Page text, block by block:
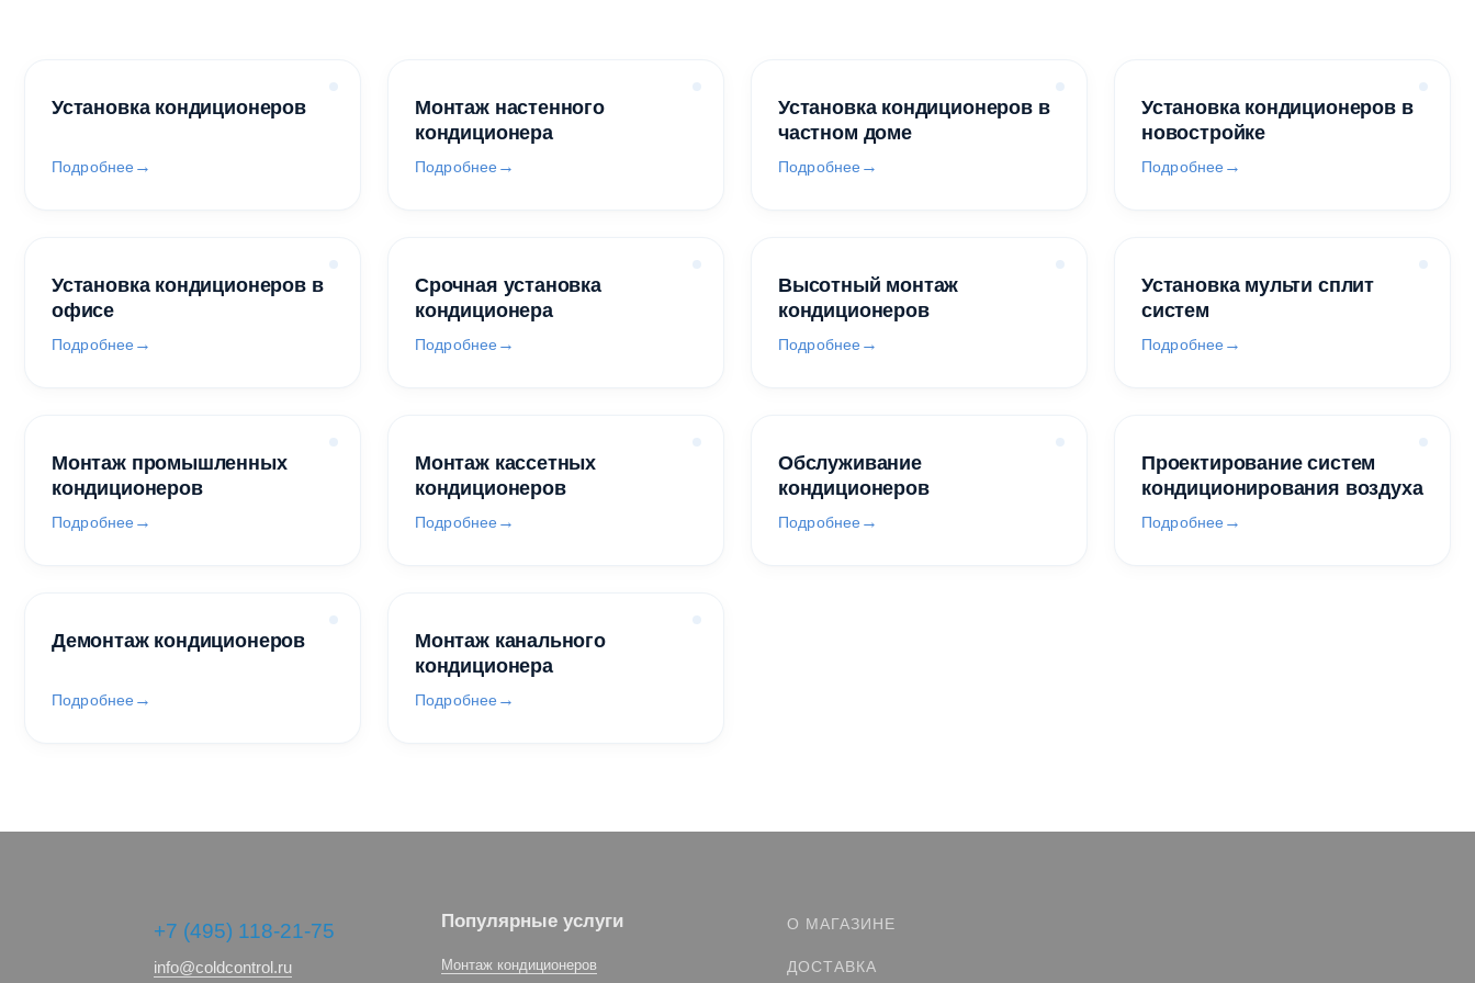
Установка кондиционеров
Подробнее
Монтаж настенного
кондиционера
Подробнее
Установка кондиционеров в
частном доме
Подробнее
Установка кондиционеров в
новостройке
Подробнее
Установка кондиционеров в
офисе
Подробнее
Срочная установка
кондиционера
Подробнее
Высотный монтаж
кондиционеров
Подробнее
Установка мульти сплит
систем
Подробнее
Монтаж промышленных
кондиционеров
Подробнее
Монтаж кассетных
кондиционеров
Подробнее
Обслуживание
кондиционеров
Подробнее
Проектирование систем
кондиционирования воздуха
Подробнее
Демонтаж кондиционеров
Подробнее
Монтаж канального
кондиционера
Подробнее
+7 (495) 118-21-75
info@coldcontrol.ru
Популярные услуги
Монтаж кондиционеров
О МАГАЗИНЕ
ДОСТАВКА